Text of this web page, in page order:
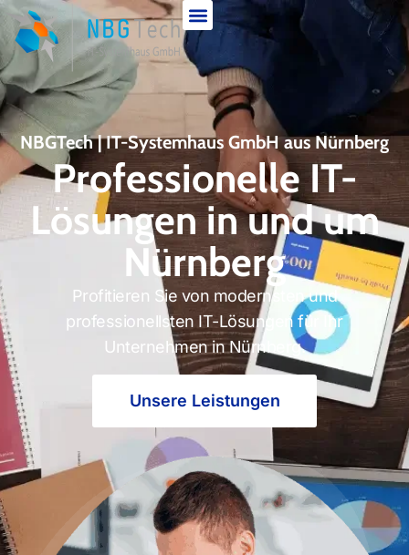
NBGTech | IT-Systemhaus GmbH aus Nürnberg
Professionelle IT-
Lösungen in und um
Nürnberg
Profitieren Sie von modernsten und
professionellsten IT-Lösungen für Ihr
Unternehmen in Nürnberg.
Unsere Leistungen